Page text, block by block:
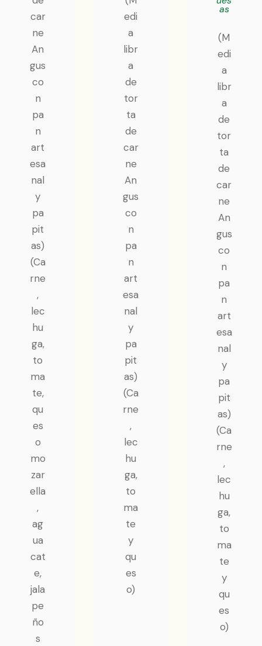
car
ne
An
gus
co
n
pa
n
art
esa
nal
y
pa
pit
as)
(Ca
rne
,
lec
hu
ga,
to
ma
te,
qu
es
o
mo
zar
ella
,
ag
ua
cat
e,
jala
pe
ño
s
edi
a
libr
a
de
tor
ta
de
car
ne
An
gus
co
n
pa
n
art
esa
nal
y
pa
pit
as)
(Ca
rne
,
lec
hu
ga,
to
ma
te
y
qu
es
o)
as
(M
edi
a
libr
a
de
tor
ta
de
car
ne
An
gus
co
n
pa
n
art
esa
nal
y
pa
pit
as)
(Ca
rne
,
lec
hu
ga,
to
ma
te
y
qu
es
o)